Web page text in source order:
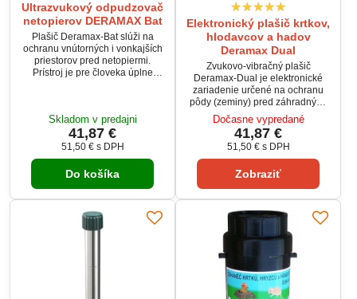
Ultrazvukový odpudzovač
netopierov DERAMAX Bat
Plašič Deramax-Bat slúži na
ochranu vnútorných i vonkajších
priestorov pred netopiermi.
Prístroj je pre človeka úplne
v krátkom čase opúšťajú
chránený priestor. Prevádzka
prístroja je ekologická, bez
Skladom v predajni
41,87 €
51,50 € s DPH
Do košíka
Elektronický plašič krtkov,
hlodavcov a hadov
Deramax Dual
Zvukovo-vibračný plašič
Deramax-Dual je elektronické
zariadenie určené na ochranu
pôdy (zeminy) pred záhradnými
škodcami, ako sú krtkovia,
hlodavce a hraboše. Tento typ
plašiča je s úspechom využívaný
aj na plašenie hadov, ktorí sú
citliví na najmenšie vibrácie pôdy.
Deramax-Dual je spoľahlivý
český plašič krtkov a hrýzcov s
nízkymi prevádzkovými nákladmi.
Prístroj je úplne bezpečný ako
pre...
Dočasne vypredané
41,87 €
51,50 € s DPH
Zobraziť